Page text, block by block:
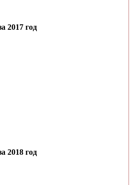
2017 год
2018 год